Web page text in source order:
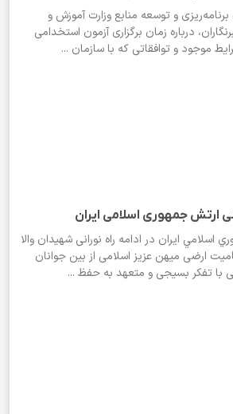
و توسعه منابع وزارت آموزش و
درباره زمان برگزاری آزمون استخدامی
موجود و توافقاتی که با سازمان ...
ارتش جمهوری اسلامی ایران
اسلامي ايران در ادامه راه نورانی شهیدان والا
ارضی میهن عزیز اسلامی از بین جوانان
با تفکر بسیجی و متعهد به حفظ ...